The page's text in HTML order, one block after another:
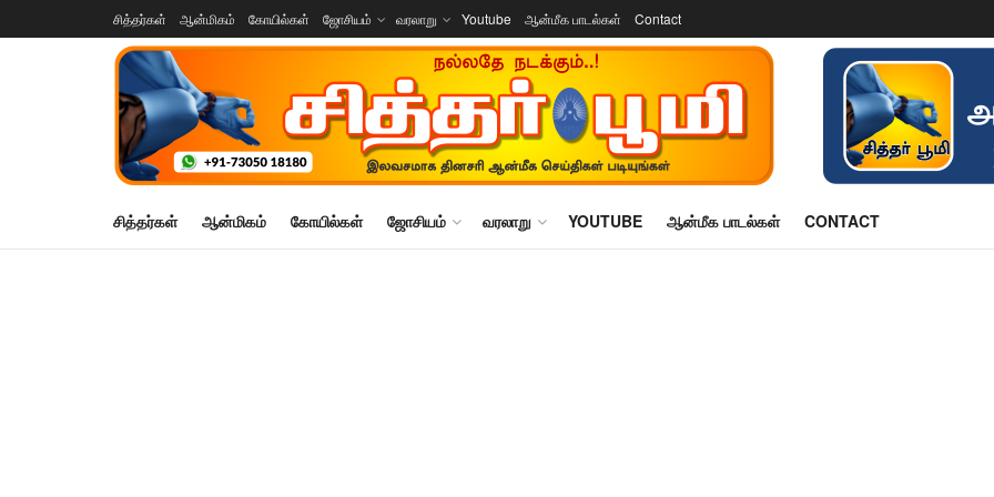
சித்தர்கள் ஆன்மிகம் கோயில்கள் ஜோசியம் வரலாறு Youtube ஆன்மீக பாடல்கள் Contact
சித்தர்கள் ஆன்மிகம் கோயில்கள் ஜோசியம் வரலாறு YOUTUBE ஆன்மீக பாடல்கள் CONTACT